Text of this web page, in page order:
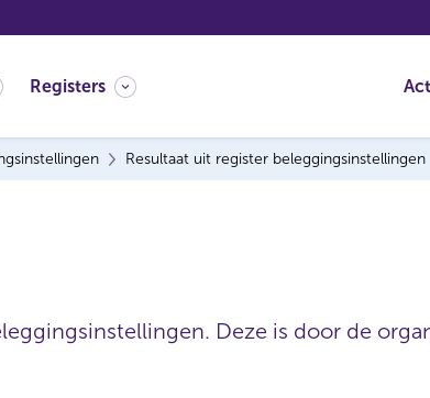
Registers
Resultaat uit register beleggingsinstellingen
Deze is door de